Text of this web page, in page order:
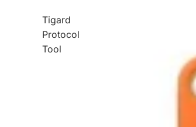
Tigard
Protocol
Tool